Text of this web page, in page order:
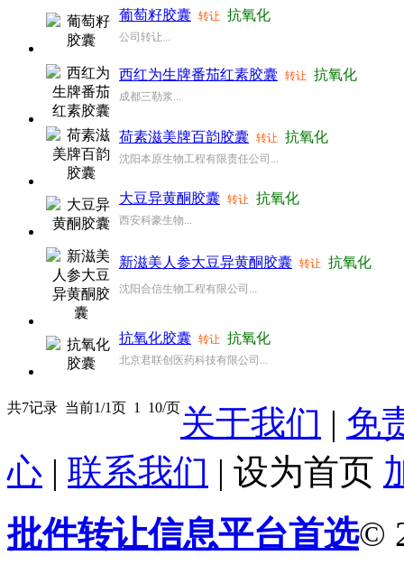
葡萄籽胶囊 转让 抗氧化
公司转让...
西红为生牌番茄红素胶囊 转让 抗氧化
成都三勒浆...
荷素滋美牌百韵胶囊 转让 抗氧化
沈阳本原生物工程有限责任公司...
大豆异黄酮胶囊 转让 抗氧化
西安科豪生物...
新滋美人参大豆异黄酮胶囊 转让 抗氧化
沈阳合信生物工程有限公司...
抗氧化胶囊 转让 抗氧化
北京君联创医药科技有限公司...
共7记录 当前1/1页 1 10/页关于我们 | 免
心 | 联系我们 | 设为首页
批件转让信息平台首选©